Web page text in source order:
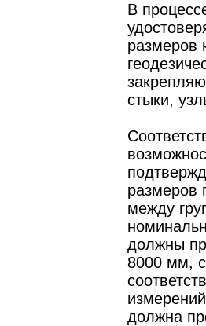
В
размеров
стыки,
размеров
между
должны
8000 мм,
должна